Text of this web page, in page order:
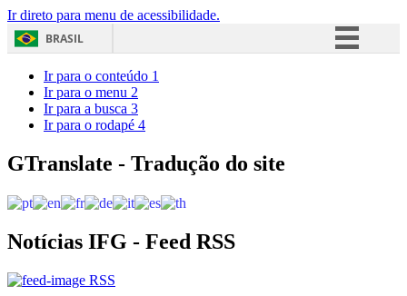
Ir direto para menu de acessibilidade.
BRASIL
Acesso à informação
Ir para o conteúdo 1
Ir para o menu 2
Ir para a busca 3
Ir para o rodapé 4
GTranslate - Tradução do site
Notícias IFG - Feed RSS
RSS